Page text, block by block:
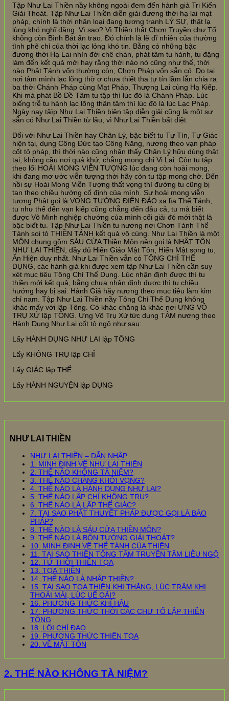
Tập Như Lai Thiền nầy không ngoài đem đến hành giả Tri Kiến
Giải Thoát. Tập Như Lai Thiền diễn giải đương thời hạ lai mạt
pháp, chính là thời nhân loại đang tương tranh LÝ SỰ, thật lạ
lùng khó nghĩ đặng. Vì sao? Vì Thiền thất Chơn Truyền chư Tổ
không còn Bình Bát ấn trao. Đó chính là lẽ dĩ nhiên của thường
tình phê chỉ của thời lạc lỏng khó tin. Bằng có những bậc
đương thời Hạ Lai nhìn đời chê chán, phát tâm tu hành, tu đặng
làm đến kết quả mới hay rằng thời nào nó cũng như thế, thời
nào Phật Tánh vốn thường còn, Chơn Pháp vốn sẵn có. Do tại
nơi tâm mình lạc lõng thờ ơ chưa thiết tha tự tín lầm lẫn chia ra
ba thời Chánh Pháp cùng Mạt Pháp, Thượng Lai cùng Hạ Kiếp.
Khi mà phát Bồ Đề Tâm tu tập thì lúc đó là Chánh Pháp. Lúc
biếng trễ tu hành lạc lõng thân tâm thì lúc đó là lúc Lạc Pháp.
Ngày nay tâïp Như Lai Thiền biên tập diễn giải cũng là một sự
sẵn có Như Lai Thiền từ lâu, vì Như Lai Thiền bất diệt.
Đối với Như Lai Thiền hay Chân Lý, bậc biết tu Tự Tín, Tự Giác
hiện tại, dụng Công Đức tạo Công Năng, nương theo vạn pháp
cốt tỏ pháp, thì thời nào cũng nhận thấy Chân Lý hữu dùng thật
tại, không cầu nơi quá khứ, chẳng mong chi Vị Lai. Còn tu tập
theo lối HOÀI MONG VIỄN TƯỢNG lúc đang còn hoài mong,
khi đang mơ ước viễn tượng thời hãy còn tu tập mong chờ. Đến
hồi sự Hoài Mong Viễn Tượng thất vọng thì đường tu cũng bị
tan theo chiều hướng cố định của mình. Sự hoài mong viễn
tượng Phật gọi là VỌNG TƯỞNG ĐIÊN ĐẢO xa lìa Thể Tánh,
tu như thế đến vạn kiếp cũng chẳng đến đâu cả, tu mà biết
được Vô Minh nghiệp chướng của mình cổi giải đó mới thật là
bậc biết tu. Tập Như Lai Thiền tu nương nơi Chơn Tánh Thể
Tánh soi tỏ THIỀN TÁNH kết quả vô cùng. Như Lai Thiền là một
MÔN chung gồm SÁU CỬA Thiền Môn nên gọi là NHẤT TÔN
NHƯ LAI THIỀN, đầy đủ Hiển Giáo Mật Tôn, Hiển Mật song tu,
Ẩn Hiện duy nhất. Như Lai Thiền vẫn có TÔNG CHỈ THỂ
DỤNG, các hành giả khi được xem tập Như Lai Thiền cần suy
xét mục tiêu Tông Chỉ Thể Dụng. Lúc nhận định được thì tu
thiền mới kết quả, bằng chưa nhận định được thì tu chiều
hướng hay bị sai. Hành Giả hãy nương theo mục tiêu làm kim
chỉ nam. Tập Như Lai Thiền nầy Tông Chỉ Thể Dụng không
khác mấy với lập Tông. Có khác chăng là khác nơi ƯNG VÔ
TRỤ XỨ lập TÔNG. Ưng Vô Trụ Xứ tức dụng TÂM nương theo
Hành Dụng Như Lai cốt tỏ ngộ như sau:
Lấy HÀNH DỤNG NHƯ LAI lập TÔNG
Lấy KHÔNG TRỤ lập CHỈ
Lấy GIÁC lập THỂ
Lấy HÀNH NGUYỆN lập DỤNG
NHƯ LAI THIỀN
NHƯ LAI THIỀN – DẪN NHẬP
1. MINH ĐỊNH VỀ NHƯ LAI THIỀN
2. THẾ NÀO KHÔNG TÀ NIỆM?
3. THẾ NÀO CHẲNG KHỞI VỌNG?
4. THẾ NÀO LÀ HÀNH DỤNG NHƯ LAI?
5. THẾ NÀO LẬP CHỈ KHÔNG TRỤ?
6. THẾ NÀO LÀ LẬP THỂ GIÁC?
7. TẠI SAO PHẬT THUYẾT PHÁP ĐƯỢC GỌI LÀ BẢO
PHÁP?
8. THẾ NÀO LÀ SÁU CỬA THIỀN MÔN?
9. THẾ NÀO LÀ BỐN TƯỚNG GIẢI THOÁT?
10. MINH ĐỊNH VỀ THỂ TÁNH CỦA THIỀN
11. TẠI SAO THIỀN TÔNG TÂM TRUYỀN TÂM LIỄU NGỘ
12. TỨ THỜI THIỀN TỌA
13. TỌA THIỀN
14. THẾ NÀO LÀ NHẬP THIỀN?
15. TẠI SAO TỌA THIỀN KHI THĂNG, LÚC TRẦM KHI
THOẢI MÁI, LÚC UỂ OẢI?
16. PHƯƠNG THỨC KHÍ HẬU
17. PHƯƠNG THỨC THỜI CÁC CHƯ TỔ LẬP THIỀN
TÔNG
18. LỐI CHỈ ĐẠO
19. PHƯƠNG THỨC THIỀN TỌA
20. VỀ MẬT TÔN
2. THẾ NÀO KHÔNG TÀ NIỆM?